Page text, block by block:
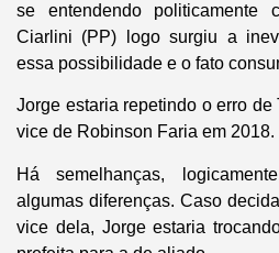
se entendendo politicamente
Ciarlini (PP) logo surgiu a
essa possibilidade e o fato
Jorge estaria repetindo o erro
vice de Robinson Faria em 2018.
Há semelhanças,
algumas diferenças. Caso
vice dela, Jorge estaria